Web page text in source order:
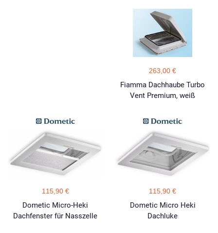
263,00 €
Fiamma Dachhaube Turbo
Vent Premium, weiß
115,90 €
Dometic Micro-Heki
Dachfenster für Nasszelle
115,90 €
Dometic Micro Heki
Dachluke